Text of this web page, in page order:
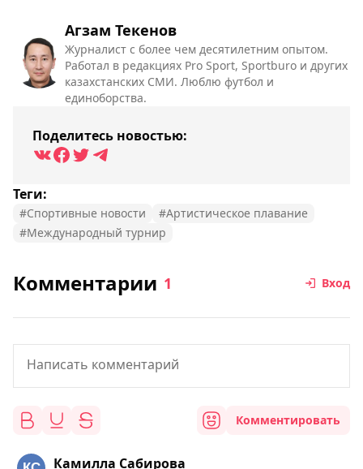
Агзам Текенов
Журналист с более чем десятилетним опытом.
Работал в редакциях Pro Sport, Sportburo и других
казахстанских СМИ. Люблю футбол и
единоборства.
Поделитесь новостью:
Теги:
#Спортивные новости
#Артистическое плавание
#Международный турнир
Комментарии 1 Вход
Комментировать
Камилла Сабирова